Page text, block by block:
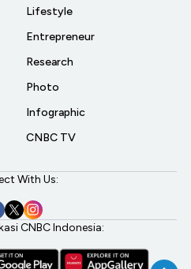
Lifestyle
Entrepreneur
Research
Photo
Infographic
CNBC TV
With Us:
CNBC Indonesia: